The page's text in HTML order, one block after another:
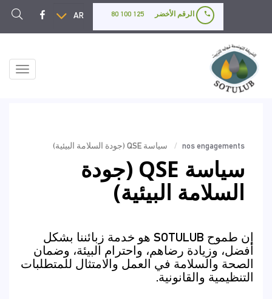
your
language
الرقم الأخضر 125 100 80
Toggle
nos engagements سياسة QSE (جودة السلامة البيئية)
سياسة QSE (جودة
السلامة البيئية)
إن طموح SOTULUB هو خدمة زبائننا بشكل
أفضل، وزيادة رضاهم، واحترام البيئة، وضمان
الصحة والسلامة في العمل والامتثال للمتطلبات
التنظيمية والقانونية.